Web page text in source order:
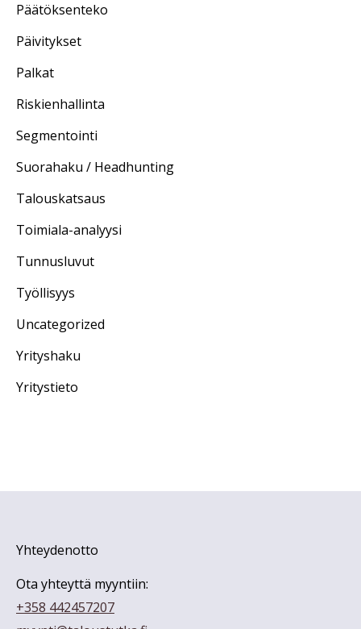
Päätöksenteko
Päivitykset
Palkat
Riskienhallinta
Segmentointi
Suorahaku / Headhunting
Talouskatsaus
Toimiala-analyysi
Tunnusluvut
Työllisyys
Uncategorized
Yrityshaku
Yritystieto
Yhteydenotto
Ota yhteyttä myyntiin:
+358 442457207